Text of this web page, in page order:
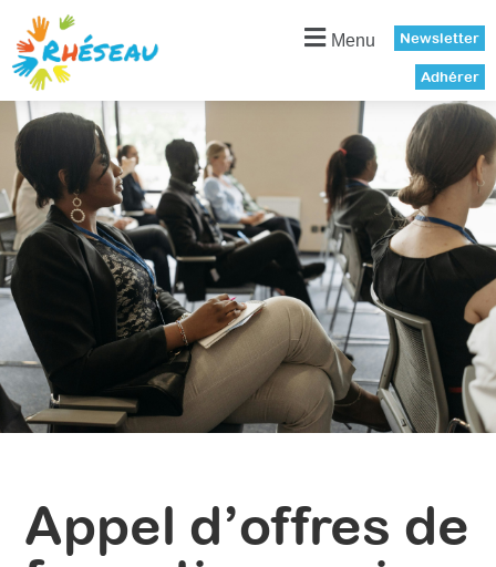
Menu Newsletter
Adhérer
Appel d’offres de
Panneau de gestion des cookies